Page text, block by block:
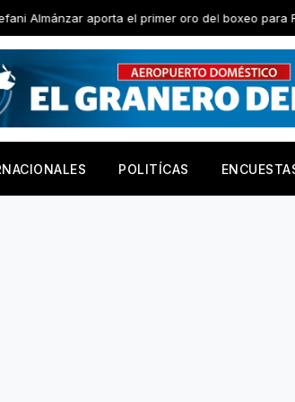
el primer oro del boxeo para República
POLITÍCAS